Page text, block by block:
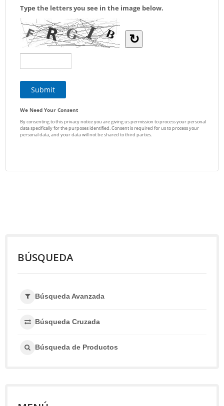
BÚSQUEDA
Búsqueda Avanzada
Búsqueda Cruzada
Búsqueda de Productos